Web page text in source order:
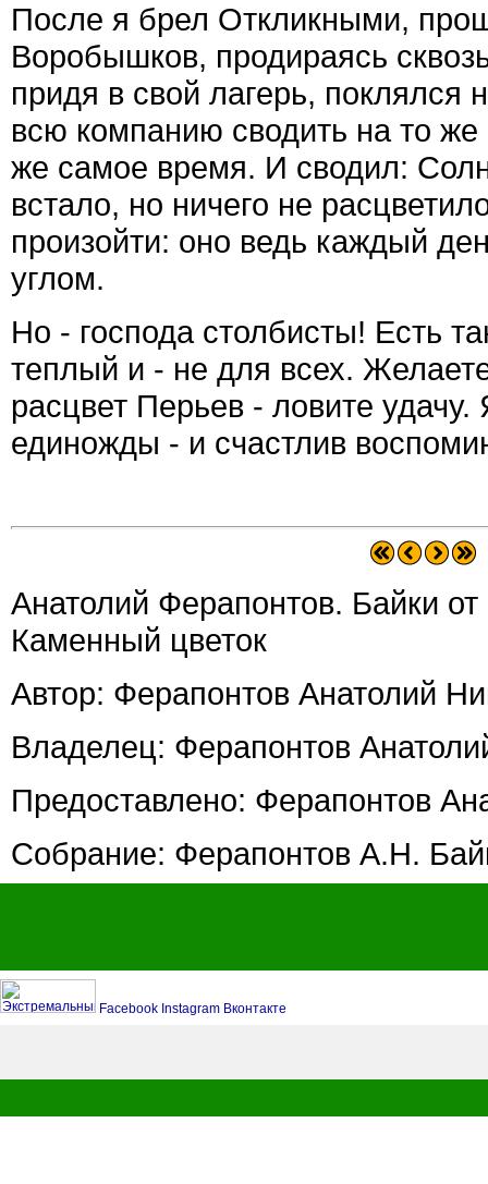
После я брел Откликными,
Воробышков, продираясь
придя в свой лагерь,
всю компанию сводить на то
же самое время. И сводил:
встало, но ничего не
произойти: оно ведь каждый
углом.
Но - господа столбисты! Есть
теплый и - не для всех.
расцвет Перьев - ловите
единожды - и счастлив
Анатолий Ферапонтов. Байки от
Каменный цветок
Автор: Ферапонтов Анатолий
Владелец: Ферапонтов
Предоставлено: Ферапонтов
Собрание: Ферапонтов А.Н.
Facebook Instagram Вконтакте